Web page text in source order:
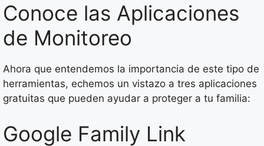
Conoce las Aplicaciones
de Monitoreo
Ahora que entendemos la importancia de este tipo de
herramientas, echemos un vistazo a tres aplicaciones
gratuitas que pueden ayudar a proteger a tu familia:
Google Family Link